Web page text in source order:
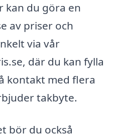
kan du göra en
av priser och
via vår
där du kan fylla
kontakt med flera
takbyte.
bör du också